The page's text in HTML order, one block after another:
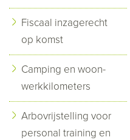
Fiscaal inzagerecht
op komst
Camping en woon-
werkkilometers
Arbovrijstelling voor
personal training en